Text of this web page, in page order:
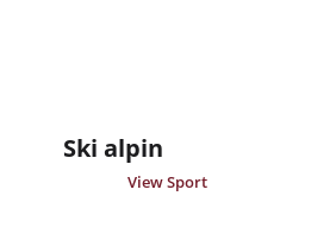
Ski alpin
View Sport